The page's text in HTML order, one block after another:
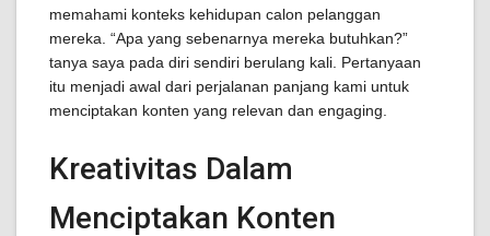
memahami konteks kehidupan calon pelanggan
mereka. “Apa yang sebenarnya mereka butuhkan?”
tanya saya pada diri sendiri berulang kali. Pertanyaan
itu menjadi awal dari perjalanan panjang kami untuk
menciptakan konten yang relevan dan engaging.
Kreativitas Dalam
Menciptakan Konten